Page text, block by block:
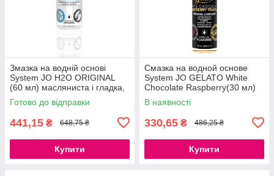
Змазка на водній основі
System JO H2O ORIGINAL
(60 мл) масляниста і гладка,
рослинний гліцерин
777Store.com.ua
Готово до відправки
441,15 ₴ 648,75 ₴
Купити
Смазка на водной основе
System JO GELATO White
Chocolate Raspberry(30 мл)
без сахара и парабенов
777Store.com.ua
В наявності
330,65 ₴ 486,25 ₴
Купити